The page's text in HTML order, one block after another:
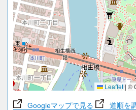
Leaflet| ©
Googleマップで見る 道順を